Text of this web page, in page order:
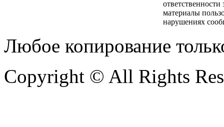
материалы
нарушениях
Любое копирование
Copyright © All Rights